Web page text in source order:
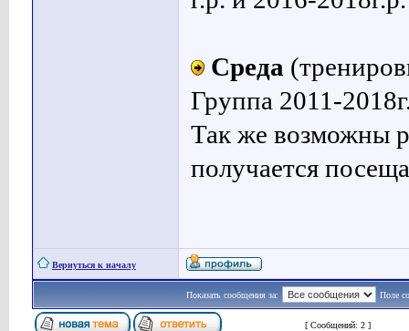
Среда
Группа 2011-
Так же возможны
получается
Вернуться к началу
Показать сообщения за: Поле
[ Сообщений: 2 ]